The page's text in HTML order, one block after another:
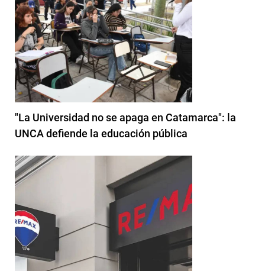
"La Universidad no se apaga en Catamarca": la
UNCA defiende la educación pública